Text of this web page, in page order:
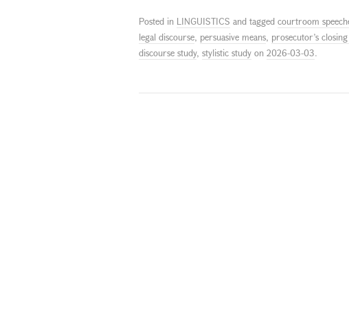
Posted in LINGUISTICS and tagged courtroom
legal discourse, persuasive means, prosecutor’s
discourse study, stylistic study on 2026-03-03.